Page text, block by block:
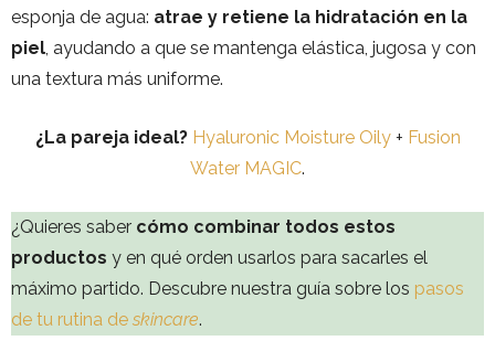
esponja de agua: atrae y retiene la hidratación en la
piel, ayudando a que se mantenga elástica, jugosa y con
una textura más uniforme.
¿La pareja ideal? Hyaluronic Moisture Oily+ Fusion
Water MAGIC.
¿Quieres saber cómo combinar todos estos
productos y en qué orden usarlos para sacarles el
máximo partido. Descubre nuestra guía sobre los pasos
de tu rutina de skincare.